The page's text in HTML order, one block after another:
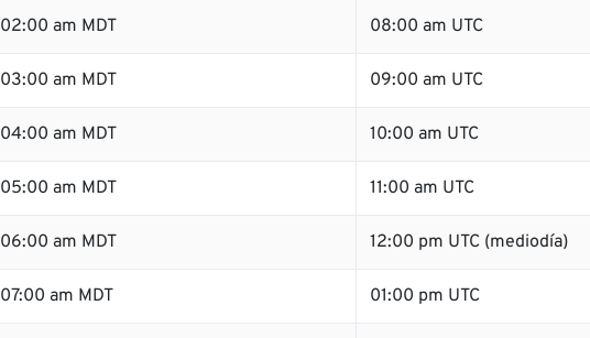
02:00 am MDT 08:00 am UTC
03:00 am MDT 09:00 am UTC
04:00 am MDT 10:00 am UTC
05:00 am MDT 11:00 am UTC
06:00 am MDT 12:00 pm UTC (mediodía)
07:00 am MDT 01:00 pm UTC